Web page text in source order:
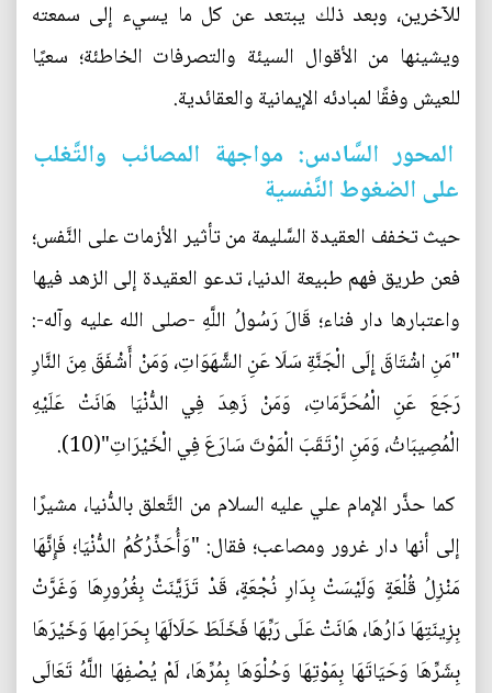
للآخرين، وبعد ذلك يبتعد عن كل ما يسيء إلى سمعته
ويشينها من الأقوال السيئة والتصرفات الخاطئة؛ سعيًا
للعيش وفقًا لمبادئه الإيمانية والعقائدية.
المحور السَّادس: مواجهة المصائب والتَّغلب
على الضغوط النَّفسية
حيث تخفف العقيدة السَّليمة من تأثير الأزمات على النَّفس؛
فعن طريق فهم طبيعة الدنيا، تدعو العقيدة إلى الزهد فيها
واعتبارها دار فناء؛ قَالَ رَسُولُ اللَّهِ -صلى الله عليه وآله-:
"مَنِ اشْتَاقَ إِلَى الْجَنَّةِ سَلَا عَنِ الشَّهَوَاتِ، وَمَنْ أَشْفَقَ مِنَ النَّارِ
رَجَعَ عَنِ الْمُحَرَّمَاتِ، وَمَنْ زَهِدَ فِي الدُّنْيَا هَانَتْ عَلَيْهِ
الْمُصِيبَاتُ، وَمَنِ ارْتَقَبَ الْمَوْتَ سَارَعَ فِي الْخَيْرَاتِ"(10).
كما حذَّر الإمام علي عليه السلام من التَّعلق بالدُّنيا، مشيرًا
إلى أنها دار غرور ومصاعب؛ فقال: "وَأُحَذِّرُكُمُ الدُّنْيَا؛ فَإِنَّهَا
مَنْزِلُ قُلْعَةٍ وَلَيْسَتْ بِدَارِ نُجْعَةٍ، قَدْ تَزَيَّنَتْ بِغُرُورِهَا وَغَرَّتْ
بِزِينَتِهَا دَارُهَا، هَانَتْ عَلَى رَبِّهَا فَخَلَطَ حَلَالَهَا بِحَرَامِهَا وَخَيْرَهَا
بِشَرِّهَا وَحَيَاتَهَا بِمَوْتِهَا وَحُلْوَهَا بِمُرِّهَا، لَمْ يُصْفِهَا اللَّهُ تَعَالَى